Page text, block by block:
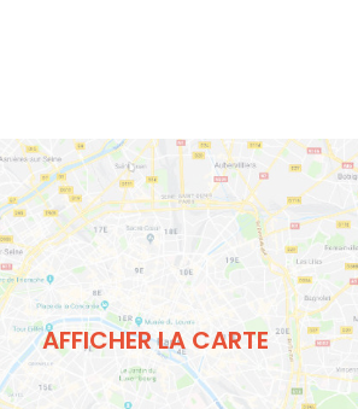
AFFICHER LA CARTE